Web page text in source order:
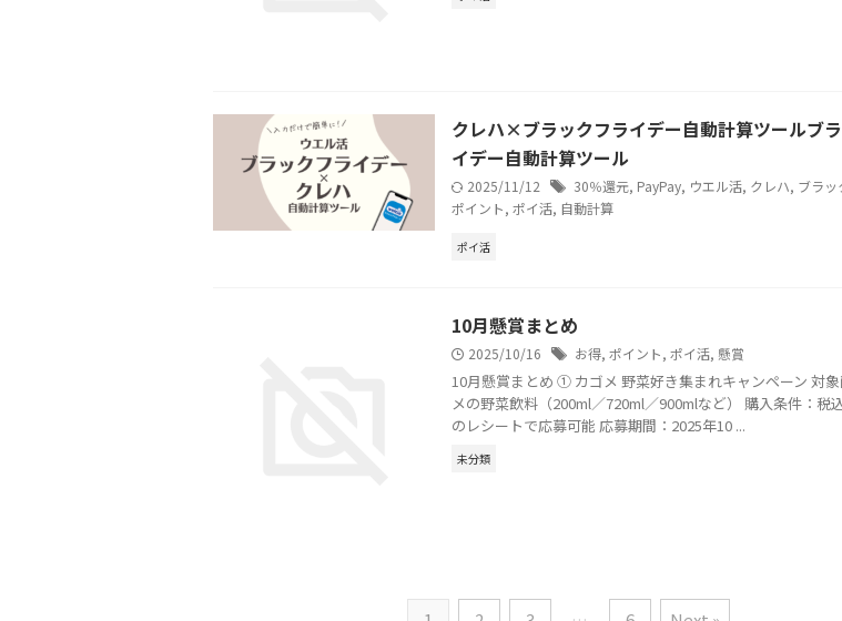
クレハ×ブラックフライデー自動計算ツールブ
イデー自動計算ツール
2025/11/12 30％還元, PayPay, ウエル活, クレハ, ブラッ
ポイント, ポイ活, 自動計算
ポイ活
10月懸賞まとめ
2025/10/16 お得, ポイント, ポイ活, 懸賞
10月懸賞まとめ ① カゴメ 野菜好き集まれキャンペーン 対
メの野菜飲料（200ml／720ml／900mlなど） 購入条件：税
のレシートで応募可能 応募期間：2025年10 ...
未分類